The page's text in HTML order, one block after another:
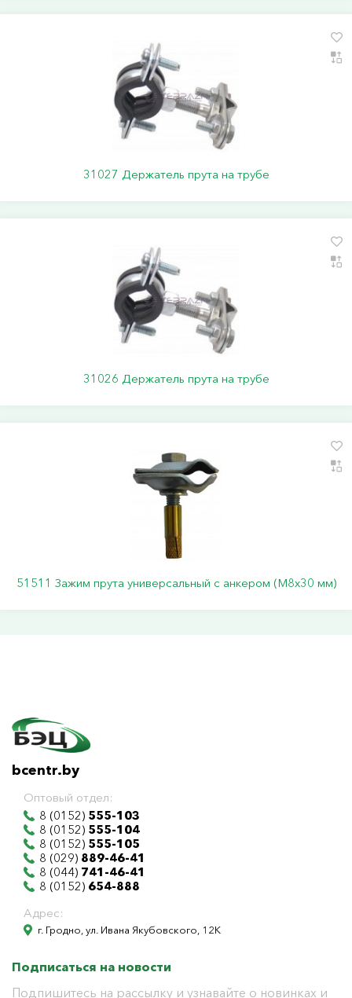
31027 Держатель прута на трубе
31026 Держатель прута на трубе
51511 Зажим прута универсальный с анкером (M8x30 мм)
bcentr.by
Оптовый отдел:
8 (0152) 555-103
8 (0152) 555-104
8 (0152) 555-105
8 (029) 889-46-41
8 (044) 741-46-41
8 (0152) 654-888
Адрес:
г. Гродно, ул. Ивана Якубовского, 12К
Подписаться на новости
Подпишитесь на рассылку и узнавайте о новинках и